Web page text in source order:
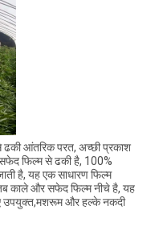
ढकी आंतरिक परत, अच्छी प्रकाश
सफेद फिल्म से ढकी है, 100%
है, यह एक साधारण फिल्म
काले और सफेद फिल्म नीचे है, यह
उपयुक्त,मशरूम और हल्के नकदी